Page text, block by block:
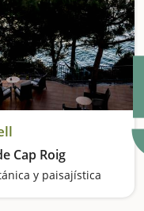
Cap Roig
y paisajística